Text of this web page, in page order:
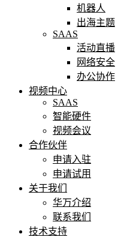
机器人
出海主题
SAAS
活动直播
网络安全
办公协作
视频中心
SAAS
智能硬件
视频会议
合作伙伴
申请入驻
申请试用
关于我们
华万介绍
联系我们
技术支持